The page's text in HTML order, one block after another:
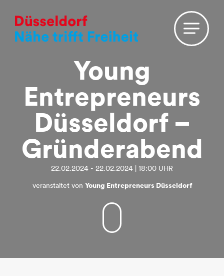
Young
Entrepreneurs
Düsseldorf –
Gründerabend
22.02.2024 - 22.02.2024 | 18:00 UHR
veranstaltet von Young Entrepreneurs Düsseldorf